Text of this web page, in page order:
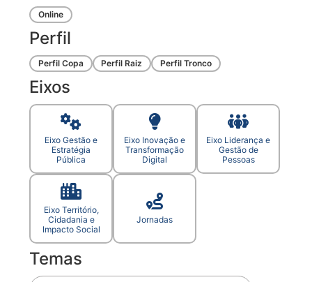
Online
Perfil
Perfil Copa Perfil Raiz Perfil Tronco
Eixos
Eixo Gestão e
Estratégia
Pública
Eixo Inovação e
Transformação
Digital
Eixo Liderança e
Gestão de
Pessoas
Eixo Território,
Cidadania e
Impacto Social
Jornadas
Temas